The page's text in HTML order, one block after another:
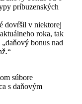
príbuzenských
dovŕšil v niektorej
roka, tak
bonus nad
súbore
s daňovým